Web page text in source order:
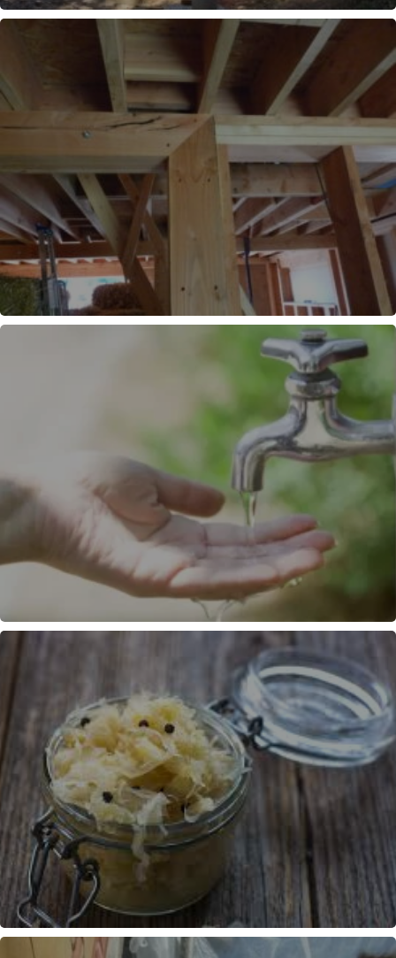
CHARPENTE "NON-TRADITIONNELLE"
OSSATURE BOIS
GESTION DE L'EAU
CONSERVATION ALIMENTAIRE